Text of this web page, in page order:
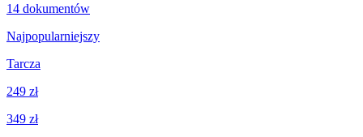
14 dokumentów
Najpopularniejszy
Tarcza
249 zł
349 zł